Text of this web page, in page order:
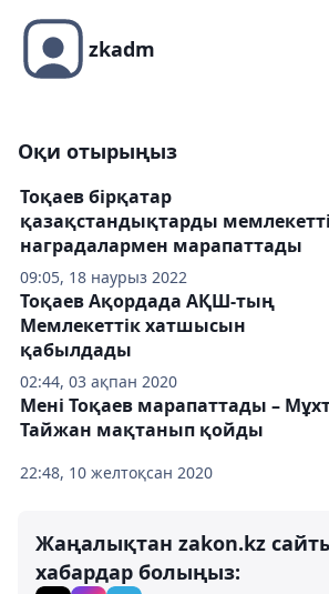
zkadm
Оқи отырыңыз
09:05, 18 наурыз 2022
Тоқаев бірқатар
қазақстандықтарды
наградалармен марапаттады
02:44, 03 ақпан 2020
Тоқаев Ақордада АҚШ-тың
Мемлекеттік хатшысын
қабылдады
22:48, 10 желтоқсан 2020
Мені Тоқаев марапаттады –
Тайжан мақтанып қойды
Жаңалықтан zakon.kz
хабардар болыңыз: